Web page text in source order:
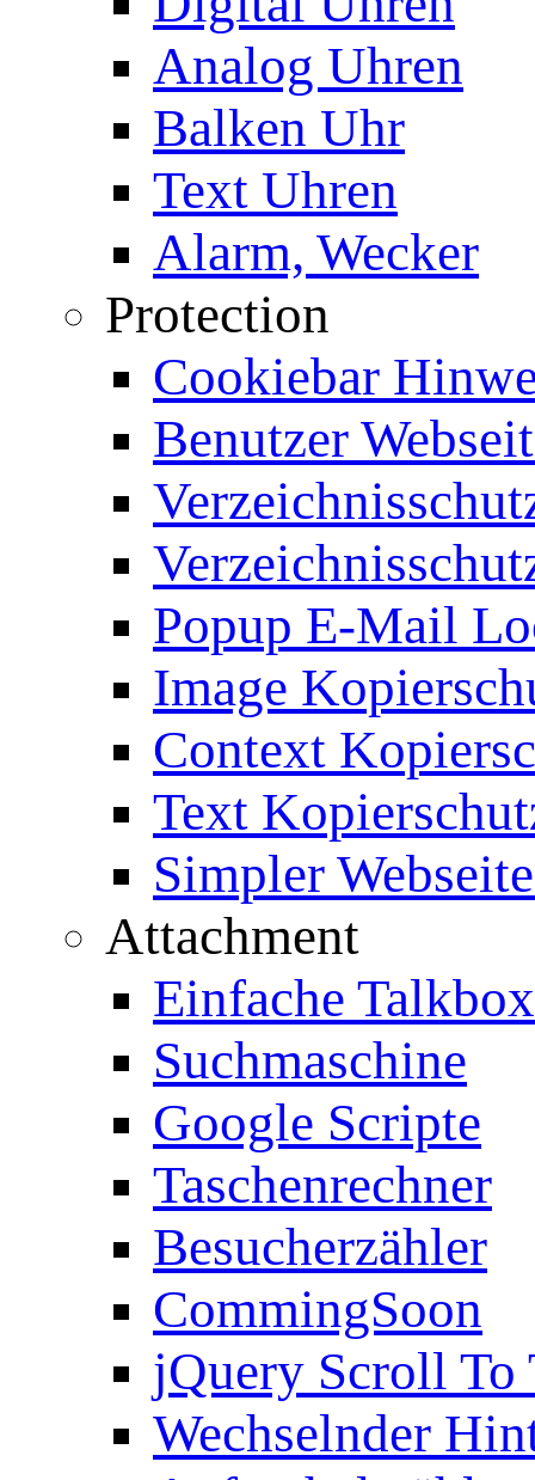
Analog Uhren
Balken Uhr
Text Uhren
Alarm, Wecker
Protection
Cookiebar
Benutzer
Popup E-Mail
Image
Context
Text
Simpler
Attachment
Einfache Talkbox
Suchmaschine
Google Scripte
Taschenrechner
Besucherzähler
CommingSoon
jQuery Scroll To
Wechselnder